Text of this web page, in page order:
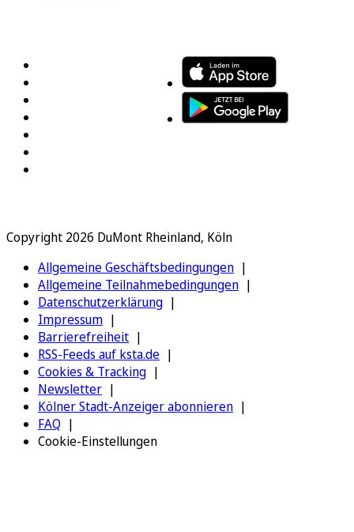
Copyright 2026 DuMont Rheinland, Köln
Allgemeine Geschäftsbedingungen
Allgemeine Teilnahmebedingungen
Datenschutzerklärung
Impressum
Barrierefreiheit
RSS-Feeds auf ksta.de
Cookies & Tracking
Newsletter
Kölner Stadt-Anzeiger abonnieren
FAQ
Cookie-Einstellungen